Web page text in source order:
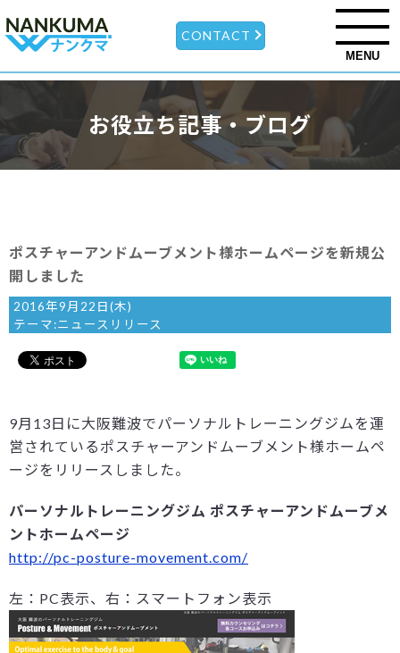
CONTACT
MENU
お役立ち記事・ブログ
ポスチャーアンドムーブメント様ホームページを新規公
開しました
2016年9月22日(木)
テーマ:ニュースリリース
9月13日に大阪難波でパーソナルトレーニングジムを運
営されているポスチャーアンドムーブメント様ホームペ
ージをリリースしました。
パーソナルトレーニングジム ポスチャーアンドムーブメ
ントホームページ
http://pc-posture-movement.com/
左：PC表示、右：スマートフォン表示